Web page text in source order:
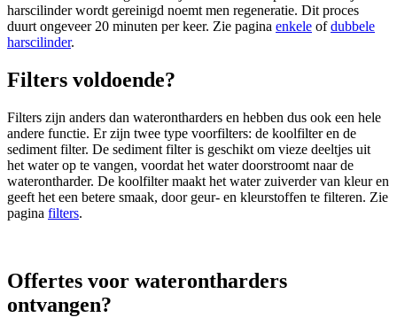
harscilinder wordt gereinigd noemt men regeneratie. Dit proces
duurt ongeveer 20 minuten per keer. Zie pagina enkele ofdubbele
harscilinder.
Filters voldoende?
Filters zijn anders dan waterontharders en hebben dus ook een hele
andere functie. Er zijn twee type voorfilters: de koolfilter en de
sediment filter. De sediment filter is geschikt om vieze deeltjes uit
het water op te vangen, voordat het water doorstroomt naar de
waterontharder. De koolfilter maakt het water zuiverder van kleur en
geeft het een betere smaak, door geur- en kleurstoffen te filteren. Zie
pagina filters.
Offertes voor waterontharders
ontvangen?